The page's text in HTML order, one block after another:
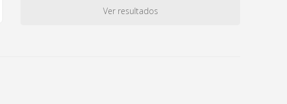
Ver resultados